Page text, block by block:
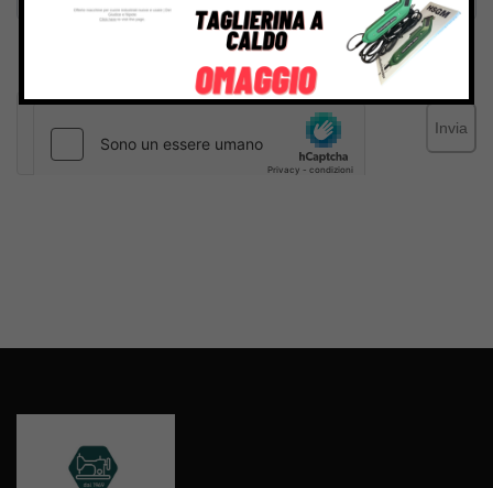
Inviando il messaggio confermo di aver letto e accettato
del sito web
Invia